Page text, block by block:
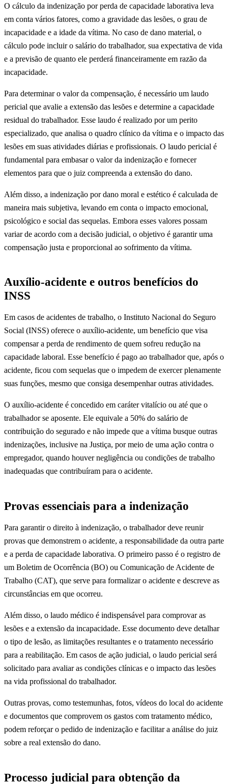
O cálculo da indenização por perda de capacidade laborativa leva
em conta vários fatores, como a gravidade das lesões, o grau de
incapacidade e a idade da vítima. No caso de dano material, o
cálculo pode incluir o salário do trabalhador, sua expectativa de vida
e a previsão de quanto ele perderá financeiramente em razão da
incapacidade.
Para determinar o valor da compensação, é necessário um laudo
pericial que avalie a extensão das lesões e determine a capacidade
residual do trabalhador. Esse laudo é realizado por um perito
especializado, que analisa o quadro clínico da vítima e o impacto das
lesões em suas atividades diárias e profissionais. O laudo pericial é
fundamental para embasar o valor da indenização e fornecer
elementos para que o juiz compreenda a extensão do dano.
Além disso, a indenização por dano moral e estético é calculada de
maneira mais subjetiva, levando em conta o impacto emocional,
psicológico e social das sequelas. Embora esses valores possam
variar de acordo com a decisão judicial, o objetivo é garantir uma
compensação justa e proporcional ao sofrimento da vítima.
Auxílio-acidente e outros benefícios do
INSS
Em casos de acidentes de trabalho, o Instituto Nacional do Seguro
Social (INSS) oferece o auxílio-acidente, um benefício que visa
compensar a perda de rendimento de quem sofreu redução na
capacidade laboral. Esse benefício é pago ao trabalhador que, após o
acidente, ficou com sequelas que o impedem de exercer plenamente
suas funções, mesmo que consiga desempenhar outras atividades.
O auxílio-acidente é concedido em caráter vitalício ou até que o
trabalhador se aposente. Ele equivale a 50% do salário de
contribuição do segurado e não impede que a vítima busque outras
indenizações, inclusive na Justiça, por meio de uma ação contra o
empregador, quando houver negligência ou condições de trabalho
inadequadas que contribuíram para o acidente.
Provas essenciais para a indenização
Para garantir o direito à indenização, o trabalhador deve reunir
provas que demonstrem o acidente, a responsabilidade da outra parte
e a perda de capacidade laborativa. O primeiro passo é o registro de
um Boletim de Ocorrência (BO) ou Comunicação de Acidente de
Trabalho (CAT), que serve para formalizar o acidente e descreve as
circunstâncias em que ocorreu.
Além disso, o laudo médico é indispensável para comprovar as
lesões e a extensão da incapacidade. Esse documento deve detalhar
o tipo de lesão, as limitações resultantes e o tratamento necessário
para a reabilitação. Em casos de ação judicial, o laudo pericial será
solicitado para avaliar as condições clínicas e o impacto das lesões
na vida profissional do trabalhador.
Outras provas, como testemunhas, fotos, vídeos do local do acidente
e documentos que comprovem os gastos com tratamento médico,
podem reforçar o pedido de indenização e facilitar a análise do juiz
sobre a real extensão do dano.
Processo judicial para obtenção da